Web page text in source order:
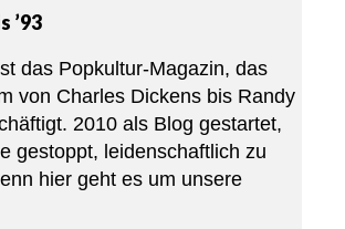
’93
das Popkultur-Magazin, das
von Charles Dickens bis Randy
2010 als Blog gestartet,
gestoppt, leidenschaftlich zu
hier geht es um unsere